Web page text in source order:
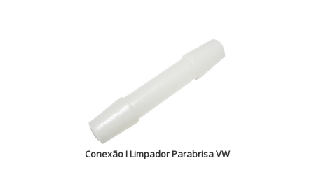
Conexão I Limpador Parabrisa VW